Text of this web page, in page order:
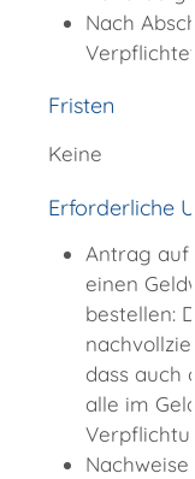
Nach
Fristen
Keine
Erforderliche
Antrag auf
einen
bestellen:
dass auch
alle im